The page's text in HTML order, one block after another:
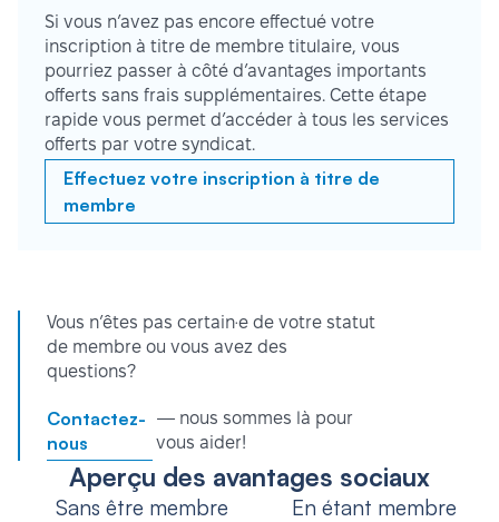
Si vous n’avez pas encore effectué votre
inscription à titre de membre titulaire, vous
pourriez passer à côté d’avantages importants
offerts sans frais supplémentaires. Cette étape
rapide vous permet d’accéder à tous les services
offerts par votre syndicat.
Effectuez votre inscription à titre de
membre
Vous n’êtes pas certain·e de votre statut
de membre ou vous avez des
questions?
Contactez-
nous
— nous sommes là pour
vous aider!
Aperçu des avantages sociaux
Sans être membre
En étant membre